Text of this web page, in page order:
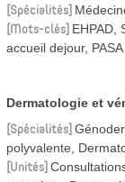
Spécialités
Mots-clés EHPAD,
accueil dejour, PASA
Dermatologie et
Spécialités
polyvalente,
Unités